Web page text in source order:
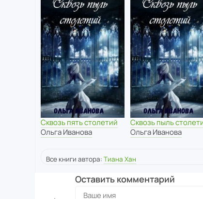
Сквозь пять столетий
Ольга Иванова
Сквозь пыль
Ольга Иванова
Все книги автора: Тиана Хан
Оставить комментарий